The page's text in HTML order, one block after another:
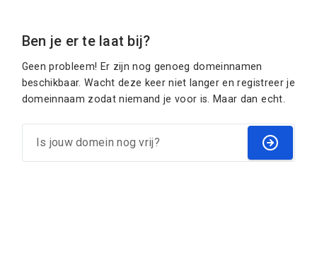
Ben je er te laat bij?
Geen probleem! Er zijn nog genoeg domeinnamen
beschikbaar. Wacht deze keer niet langer en registreer je
domeinnaam zodat niemand je voor is. Maar dan echt.